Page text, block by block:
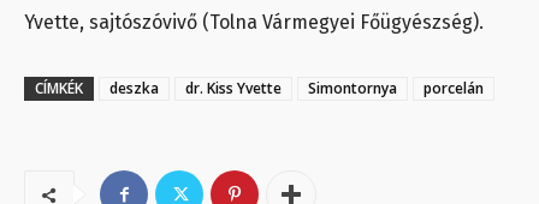
Yvette, sajtószóvivő (Tolna Vármegyei Főügyészség).
CÍMKÉK deszka dr. Kiss Yvette Simontornya porcelán